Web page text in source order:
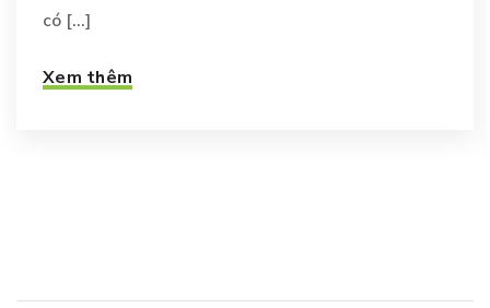
có [...]
Xem thêm